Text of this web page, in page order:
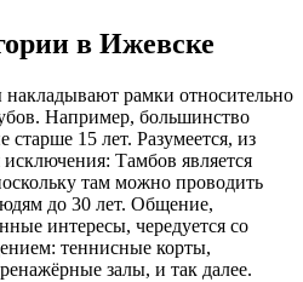
в Ижевске
рамки относительно
Например, большинство
15 лет. Разумеется, из
Тамбов является
там можно проводить
до 30 лет. Общение,
интересы, чередуется со
теннисные корты,
залы, и так далее.